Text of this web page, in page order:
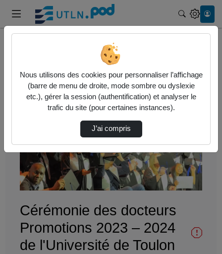
Cérémonie des docteurs Promotions 2023 – 202…
Lire
la
vidéo
Cérémonie des docteurs
Promotions 2023 – 2024
de l'Université de Toulon
Nous utilisons des cookies pour personnaliser l’affichage
(barre de menu de droite, mode sombre ou dyslexie
etc.), gérer la session (authentification) et analyser le
trafic du site (pour certaines instances).
J’ai compris